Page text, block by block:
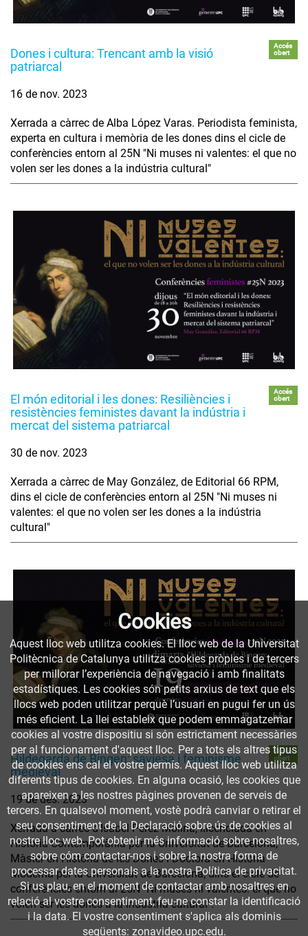
Dones i cultura: Trencant amb la visió
patriarcal
Accés
obert
16 de nov. 2023
Xerrada a càrrec de Alba López Varas. Periodista feminista,
experta en cultura i memòria de les dones dins el cicle de
conferències entorn al 25N "Ni muses ni valentes: el que no
volen ser les dones a la indústria cultural"
El món editorial i les dones: Resiliències i
resistències feministes davant la indústria i
mercat del sistema patriarcal
Accés
obert
30 de nov. 2023
Xerrada a càrrec de May González, de Editorial 66 RPM,
dins el cicle de conferències entorn al 25N "Ni muses ni
valentes: el que no volen ser les dones a la indústria
cultural"
Hildegarda de Bingen: saviesa i feminisme
medieval
Accés
obert
19 de des. 2023
Xerrada a càrrec d'Isabel Pérez Molina, llicenciada en
Història Contemporània per la Universitat de Barcelona,
Màster en Història de les Dones i Doctora en Història
Moderna per la Universitat de Barcelona, dins el cicle de
conferències entorn al 25N "Ni muses ni valentes: el que no
volen ser les dones a la indústria cultural".
Cookies
Aquest lloc web utilitza cookies. El lloc web de la Universitat
Politècnica de Catalunya utilitza cookies pròpies i de tercers
per millorar l’experiència de navegació i amb finalitats
estadístiques. Les cookies són petits arxius de text que els
llocs web poden utilitzar perquè l’usuari en pugui fer un ús
més eficient. La llei estableix que podem emmagatzemar
cookies al vostre dispositiu si són estrictament necessàries
per al funcionament d'aquest lloc. Per a tots els altres tipus
de cookies ens cal el vostre permís. Aquest lloc web utilitza
diferents tipus de cookies. En alguna ocasió, les cookies que
apareixen a les nostres pàgines provenen de serveis de
tercers. En qualsevol moment, vostè podrà canviar o retirar el
seu consentiment de la Declaració sobre ús de cookies al
nostre lloc web. Pot obtenir més informació sobre nosaltres,
sobre cóm contactar-nos i sobre la nostra forma de
processar dates personals a la nostra Política de privacitat.
Si us plau, en el moment de contactar amb nosaltres en
relació al vostre consentiment, feu-ne constar la identificació
i la data. El vostre consentiment s'aplica als dominis
següents: zonavideo.upc.edu.